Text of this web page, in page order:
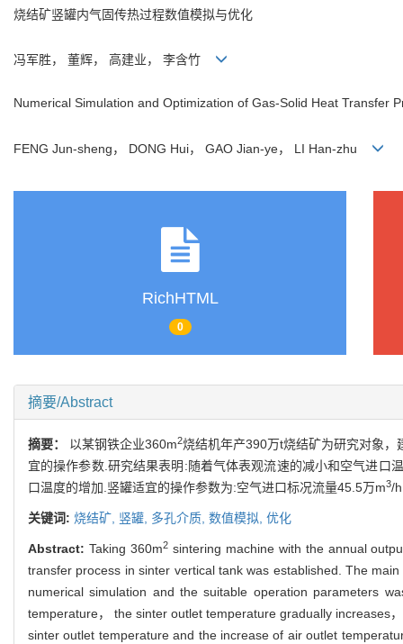
烧结矿竖罐内气固传热过程数值模拟与优化
冯军胜， 董辉， 高建业， 李含竹
Numerical Simulation and Optimization of Gas-Solid Heat Transfer
FENG Jun-sheng， DONG Hui， GAO Jian-ye， LI Han-zhu
RichHTML
0
摘要/Abstract
摘要： 以某钢铁企业360m2烧结机年产390万t烧结矿为研究对象
宜的操作参数.研究结果表明:随着气体表观流速的减小和空气进口
口温度的增加.竖罐适宜的操作参数为:空气进口标况流量45.5万m3/
关键词: 烧结矿, 竖罐, 多孔介质, 数值模拟, 优化
Abstract: Taking 360m2sintering machine with the annual
transfer process in sinter vertical tank was established. The
numerical simulation and the suitable operation parameters
temperature， the sinter outlet temperature gradually increases
sinter outlet temperature and the increase of air outlet